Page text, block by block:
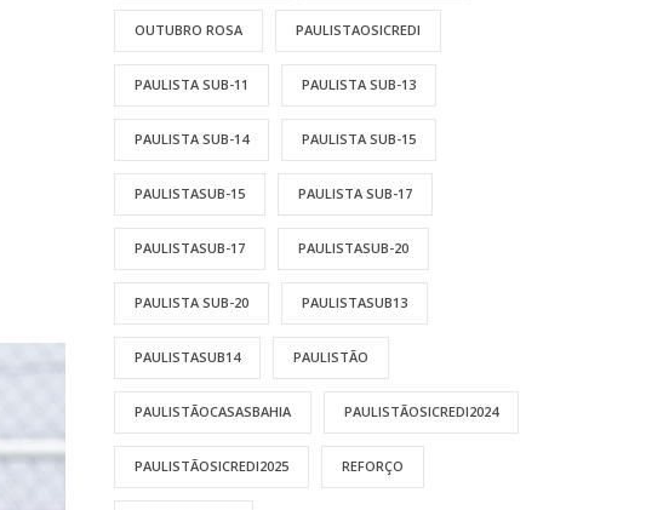
OUTUBRO ROSA PAULISTAOSICREDI
PAULISTA SUB-11 PAULISTA SUB-13
PAULISTA SUB-14 PAULISTA SUB-15
PAULISTASUB-15 PAULISTA SUB-17
PAULISTASUB-17 PAULISTASUB-20
PAULISTA SUB-20 PAULISTASUB13
PAULISTASUB14 PAULISTÃO
PAULISTÃOCASASBAHIA PAULISTÃOSICREDI2024
PAULISTÃOSICREDI2025 REFORÇO